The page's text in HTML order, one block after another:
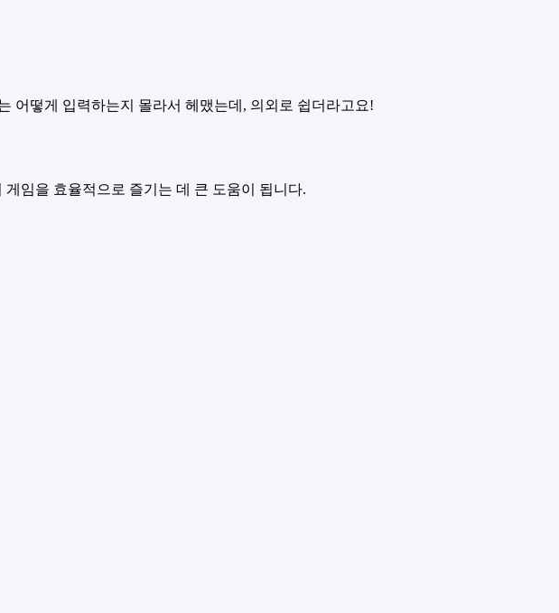
어떻게 입력하는지 몰라서 헤맸는데, 의외로 쉽더라고요!
임을 효율적으로 즐기는 데 큰 도움이 됩니다.